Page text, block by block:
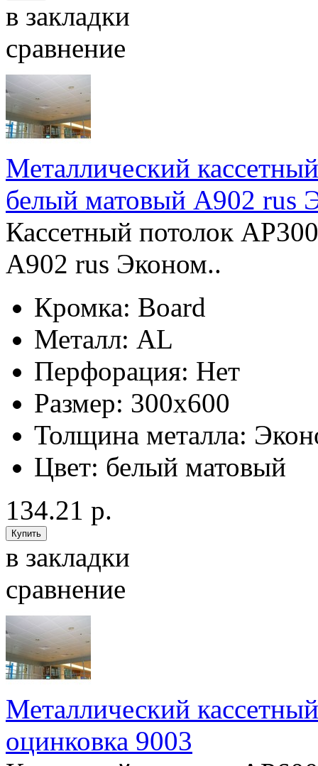
в закладки
сравнение
Металлический
белый матовый А902 rus
Кассетный потолок
А902 rus Эконом..
Кромка: Board
Металл: AL
Перфорация: Нет
Размер: 300x600
Толщина металла:
Цвет: белый матовый
134.21 р.
в закладки
сравнение
Металлический
оцинковка 9003